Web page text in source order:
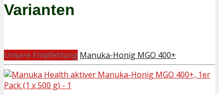
Varianten
Unsere Empfehlung Manuka-Honig MGO 400+